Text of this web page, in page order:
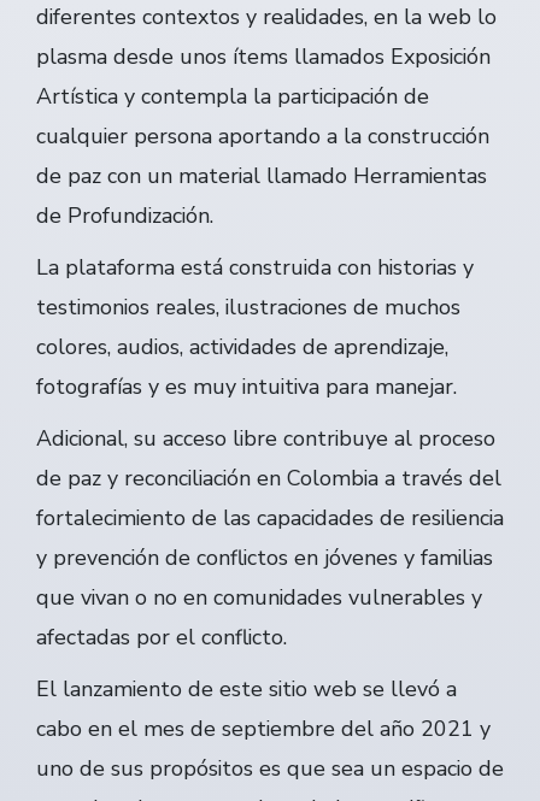
diferentes contextos y realidades, en la web lo
plasma desde unos ítems llamados Exposición
Artística y contempla la participación de
cualquier persona aportando a la construcción
de paz con un material llamado Herramientas
de Profundización.
La plataforma está construida con historias y
testimonios reales, ilustraciones de muchos
colores, audios, actividades de aprendizaje,
fotografías y es muy intuitiva para manejar.
Adicional, su acceso libre contribuye al proceso
de paz y reconciliación en Colombia a través del
fortalecimiento de las capacidades de resiliencia
y prevención de conflictos en jóvenes y familias
que vivan o no en comunidades vulnerables y
afectadas por el conflicto.
El lanzamiento de este sitio web se llevó a
cabo en el mes de septiembre del año 2021 y
uno de sus propósitos es que sea un espacio de